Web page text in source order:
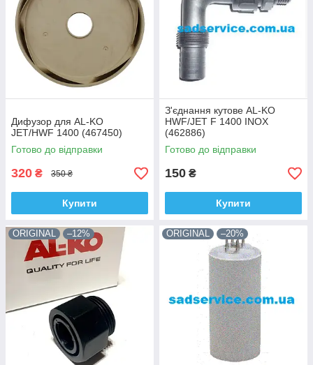
Дифузор для AL-KO
JET/HWF 1400 (467450)
Готово до відправки
320 ₴ 350 ₴
Купити
З'єднання кутове AL-KO
HWF/JET F 1400 INOX
(462886)
Готово до відправки
150 ₴
Купити
ORIGINAL –12% ORIGINAL –20%